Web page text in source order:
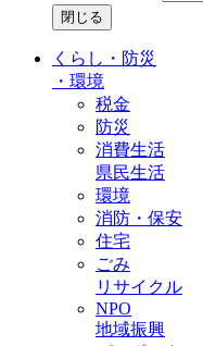
閉じる
くらし・防災
・ 環境
税金
防災
消費生活
県民生活
環境
消防・保安
住宅
ごみ
リサイクル
NPO
地域振興